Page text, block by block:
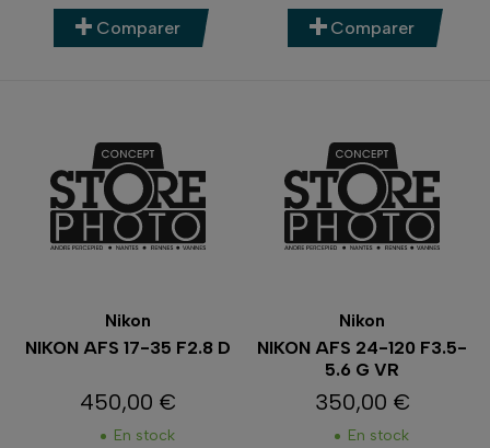
Comparer Comparer
Nikon
NIKON AFS 17-35 F2.8 D
Prix
450,00 €
En stock
Nikon
NIKON AFS 24-120 F3.5-
5.6 G VR
Prix
350,00 €
En stock